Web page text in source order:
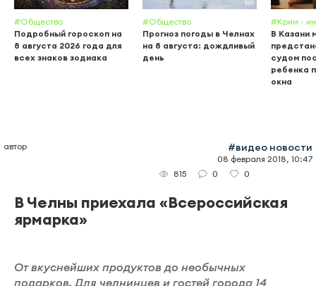
#Общество
Подробный гороскоп на
8 августа 2026 года для
всех знаков зодиака
#Общество
Прогноз погоды в Челнах
на 8 августа: дождливый
день
#Крим -
В Казани
судом
ребенка
окна
автор #видео новости
08 февраля 2018, 10:47
815
0 0
В Челны приехала «Всероссийская
ярмарка»
От вкуснейших продуктов до необычных
подарков. Для челнинцев и гостей города 14